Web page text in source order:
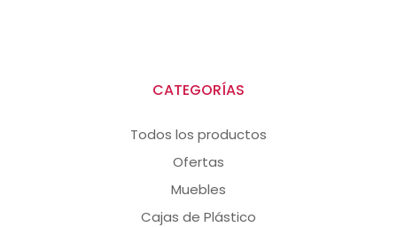
CATEGORÍAS
Todos los productos
Ofertas
Muebles
Cajas de Plástico